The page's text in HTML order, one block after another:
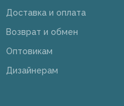
Доставка и оплата
Возврат и обмен
Оптовикам
Дизайнерам